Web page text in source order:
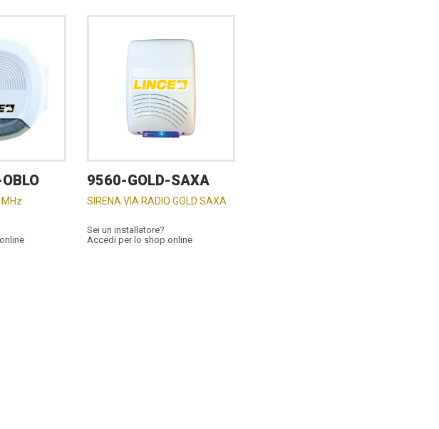
MHz
9560-GOLD-SAXA
SIRENA VIA RADIO GOLD SAXA
Sei un installatore?
Accedi per lo shop online